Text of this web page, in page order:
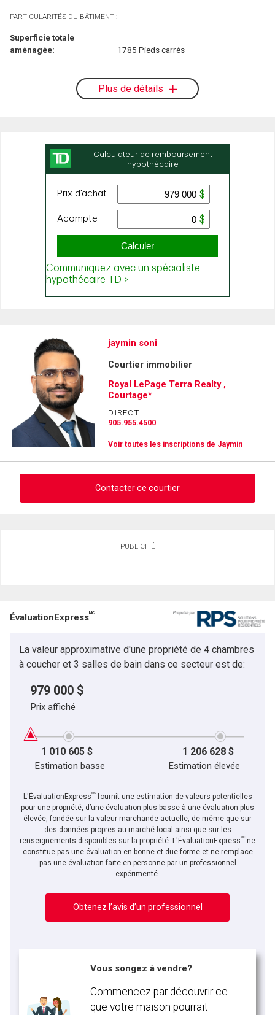
PARTICULARITÉS DU BÂTIMENT :
Superficie totale
aménagée:
1785 Pieds carrés
Plus de détails
jaymin soni
Courtier immobilier
Royal LePage Terra Realty ,
Courtage*
DIRECT
905.955.4500
Voir toutes les inscriptions de Jaymin
Contacter ce courtier
Téléphone
Message
En cliquant sur le bouton « soumettre », vous consentez à nos conditions d'utilisation et
vous nous fournissez l'autorisation écrite de communiquer avec vous.
PUBLICITÉ
ÉvaluationExpressMC
La valeur approximative d'une propriété de 4 chambres
à coucher et 3 salles de bain dans ce secteur est de:
979 000 $
Prix affiché
1 010 605 $ 1 206 628 $
Estimation basse Estimation élevée
L'ÉvaluationExpressMCfournit une estimation de valeurs potentielles
pour une propriété, d’une évaluation plus basse à une évaluation plus
élevée, fondée sur la valeur marchande actuelle, de même que sur
des données propres au marché local ainsi que sur les
renseignements disponibles sur la propriété. L'ÉvaluationExpressMC ne
constitue pas une évaluation en bonne et due forme et ne remplace
pas une évaluation faite en personne par un professionnel
expérimenté.
Obtenez l’avis d’un professionnel
Vous songez à vendre?
Commencez par découvrir ce
que votre maison pourrait